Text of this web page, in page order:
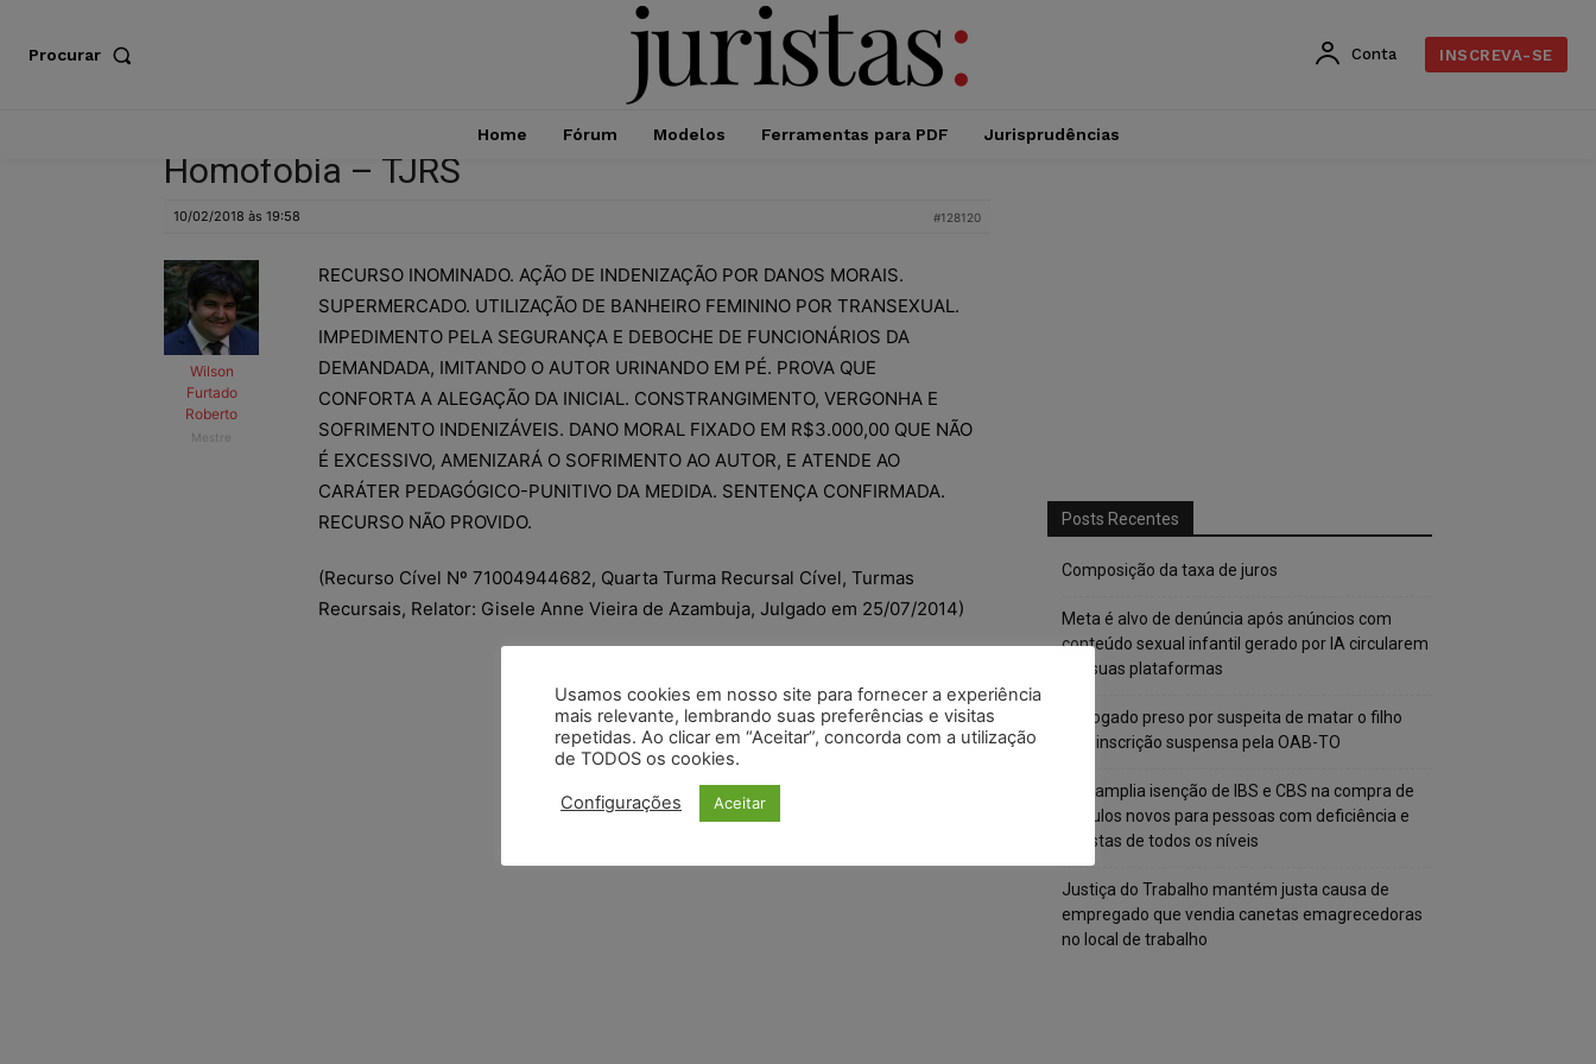
Procurar Conta INSCREVA-SE
Home Fórum Modelos Ferramentas para PDF Jurisprudências
Homofobia – TJRS
10/02/2018 às 19:58 #128120
Wilson
Furtado
Roberto
Mestre
RECURSO INOMINADO. AÇÃO DE INDENIZAÇÃO POR DANOS MORAIS.
SUPERMERCADO. UTILIZAÇÃO DE BANHEIRO FEMININO POR TRANSEXUAL.
IMPEDIMENTO PELA SEGURANÇA E DEBOCHE DE FUNCIONÁRIOS DA
DEMANDADA, IMITANDO O AUTOR URINANDO EM PÉ. PROVA QUE
CONFORTA A ALEGAÇÃO DA INICIAL. CONSTRANGIMENTO, VERGONHA E
SOFRIMENTO INDENIZÁVEIS. DANO MORAL FIXADO EM R$3.000,00 QUE NÃO
É EXCESSIVO, AMENIZARÁ O SOFRIMENTO AO AUTOR, E ATENDE AO
CARÁTER PEDAGÓGICO-PUNITIVO DA MEDIDA. SENTENÇA CONFIRMADA.
RECURSO NÃO PROVIDO.
(Recurso Cível Nº 71004944682, Quarta Turma Recursal Cível, Turmas
Recursais, Relator: Gisele Anne Vieira de Azambuja, Julgado em 25/07/2014)
Posts Recentes
Composição da taxa de juros
Meta é alvo de denúncia após anúncios com
conteúdo sexual infantil gerado por IA circularem
em suas plataformas
Advogado preso por suspeita de matar o filho
tem inscrição suspensa pela OAB-TO
STF amplia isenção de IBS e CBS na compra de
veículos novos para pessoas com deficiência e
autistas de todos os níveis
Justiça do Trabalho mantém justa causa de
empregado que vendia canetas emagrecedoras
no local de trabalho
Usamos cookies em nosso site para fornecer a experiência
mais relevante, lembrando suas preferências e visitas
repetidas. Ao clicar em “Aceitar”, concorda com a utilização
de TODOS os cookies.
Configurações Aceitar